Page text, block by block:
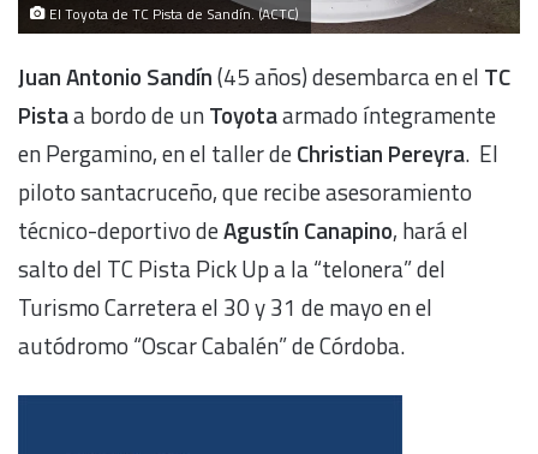
El Toyota de TC Pista de Sandín. (ACTC)
Juan Antonio Sandín(45 años) desembarca en el TC
Pistaa bordo de unToyotaarmado íntegramente
en Pergamino, en el taller deChristian Pereyra. El
piloto santacruceño, que recibe asesoramiento
técnico-deportivo deAgustín Canapino, hará el
salto del TC Pista Pick Up a la “telonera” del
Turismo Carretera el 30 y 31 de mayo en el
autódromo “Oscar Cabalén” de Córdoba.